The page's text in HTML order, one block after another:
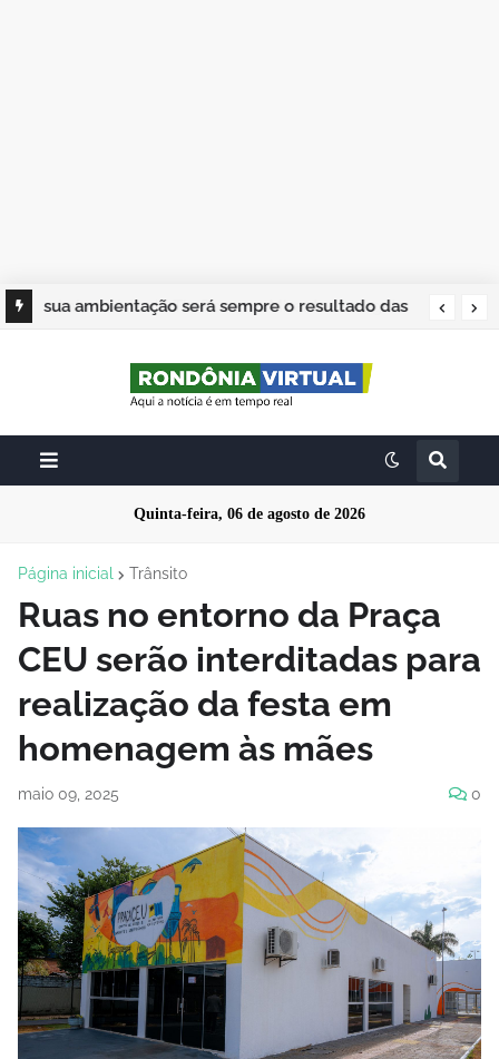
sua ambientação será sempre o resultado das
Quinta-feira, 06 de agosto de 2026
Página inicial Trânsito
Ruas no entorno da Praça
CEU serão interditadas para
realização da festa em
homenagem às mães
maio 09, 2025 0